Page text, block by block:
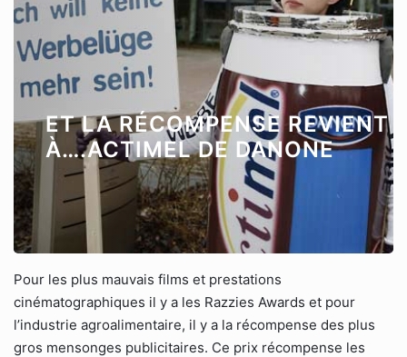
ET LA RÉCOMPENSE REVIENT
À….ACTIMEL DE DANONE
Pour les plus mauvais films et prestations
cinématographiques il y a les Razzies Awards et pour
l’industrie agroalimentaire, il y a la récompense des plus
gros mensonges publicitaires. Ce prix récompense les